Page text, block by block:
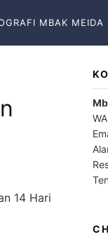
MBAK MEIDA
14 Hari